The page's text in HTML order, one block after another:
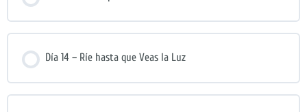
Día 14 – Ríe hasta que Veas la Luz